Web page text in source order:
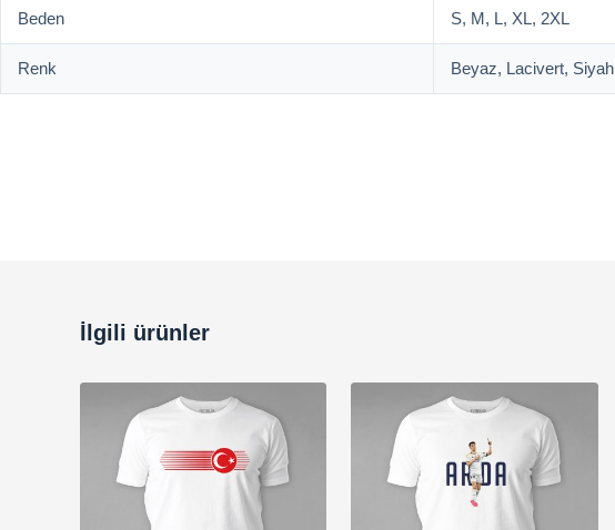
Beden S, M, L, XL, 2XL
Renk Beyaz, Lacivert, Siyah
İlgili ürünler